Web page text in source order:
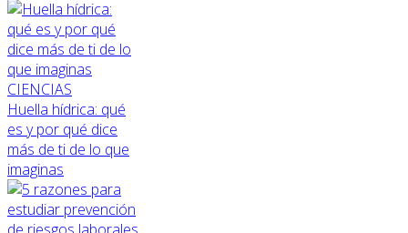
CIENCIAS
Huella hídrica: qué
es y por qué dice
más de ti de lo que
imaginas